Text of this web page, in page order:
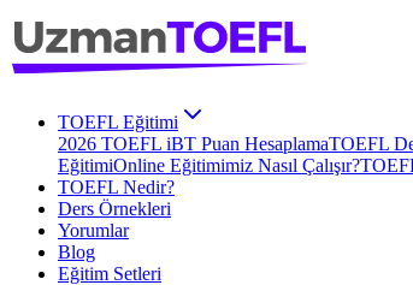
TOEFL Eğitimi
2026 TOEFL iBT Puan HesaplamaTOEFL
EğitimiOnline Eğitimimiz Nasıl Çalışır?
TOEFL Nedir?
Ders Örnekleri
Yorumlar
Blog
Eğitim Setleri